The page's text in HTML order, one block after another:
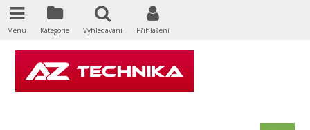
Menu Kategorie Vyhledávání Přihlášení